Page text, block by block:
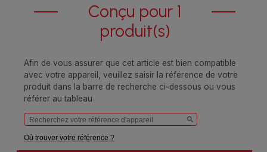
Conçu pour 1
produit(s)
Afin de vous assurer que cet article est bien compatible
avec votre appareil, veuillez saisir la référence de votre
produit dans la barre de recherche ci-dessous ou vous
référer au tableau
Où trouver votre référence ?